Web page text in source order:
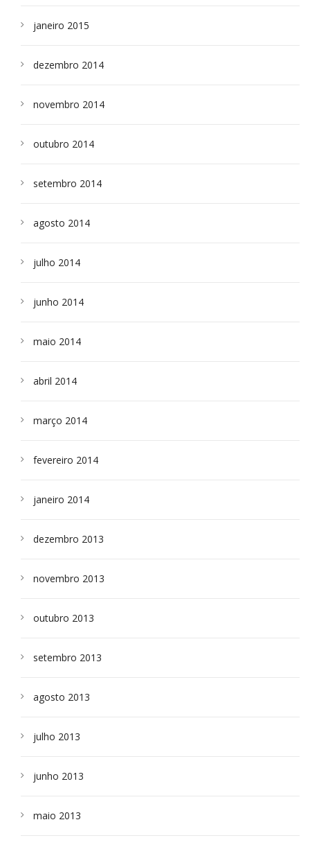
janeiro 2015
dezembro 2014
novembro 2014
outubro 2014
setembro 2014
agosto 2014
julho 2014
junho 2014
maio 2014
abril 2014
março 2014
fevereiro 2014
janeiro 2014
dezembro 2013
novembro 2013
outubro 2013
setembro 2013
agosto 2013
julho 2013
junho 2013
maio 2013